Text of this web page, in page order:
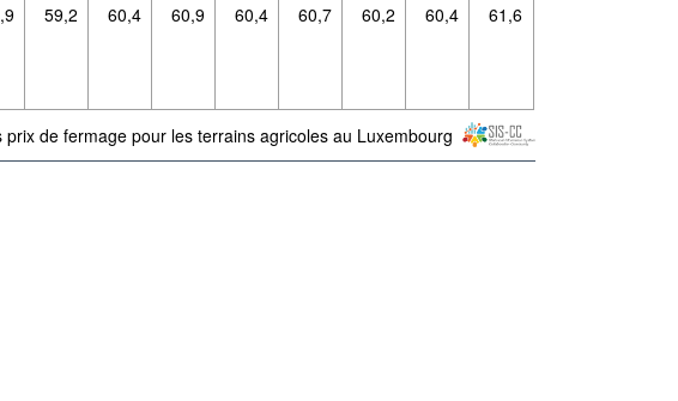
59,2 60,4 60,9 60,4 60,7 60,2 60,4 61,6
prix de fermage pour les terrains agricoles au Luxembourg